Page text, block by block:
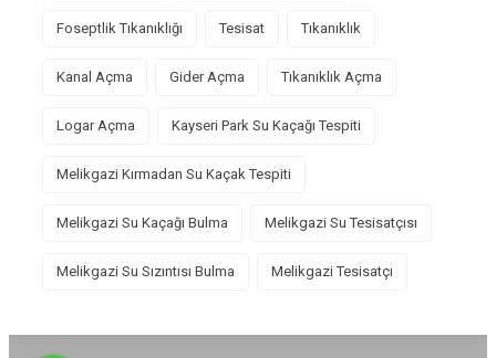
Foseptlik Tıkanıklığı Tesisat Tıkanıklık
Kanal Açma Gider Açma Tıkanıklık Açma
Logar Açma Kayseri Park Su Kaçağı Tespiti
Melikgazi Kırmadan Su Kaçak Tespiti
Melikgazi Su Kaçağı Bulma Melikgazi Su Tesisatçısı
Melikgazi Su Sızıntısı Bulma Melikgazi Tesisatçı